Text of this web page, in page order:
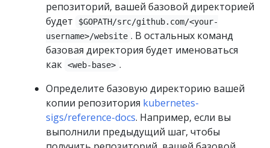
репозиторий, вашей базовой директорией
будет
$GOPATH/src/github.com/<your-
username>/website . В остальных команд
базовая директория будет именоваться
как <web-base> .
Определите базовую директорию вашей
копии репозитория kubernetes-
sigs/reference-docs. Например, если вы
выполнили предыдущий шаг, чтобы